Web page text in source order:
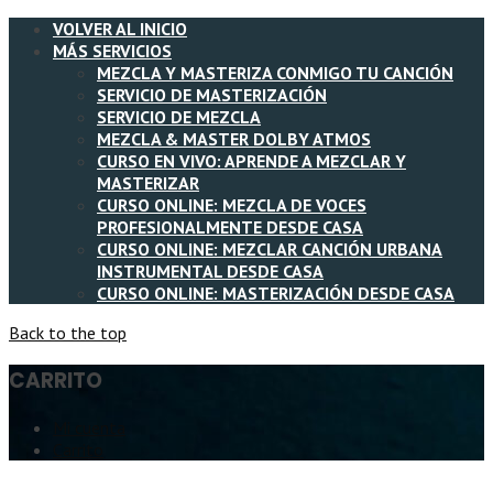
VOLVER AL INICIO
MÁS SERVICIOS
MEZCLA Y MASTERIZA CONMIGO TU CANCIÓN
SERVICIO DE MASTERIZACIÓN
SERVICIO DE MEZCLA
MEZCLA & MASTER DOLBY ATMOS
CURSO EN VIVO: APRENDE A MEZCLAR Y
MASTERIZAR
CURSO ONLINE: MEZCLA DE VOCES
PROFESIONALMENTE DESDE CASA
CURSO ONLINE: MEZCLAR CANCIÓN URBANA
INSTRUMENTAL DESDE CASA
CURSO ONLINE: MASTERIZACIÓN DESDE CASA
Back to the top
CARRITO